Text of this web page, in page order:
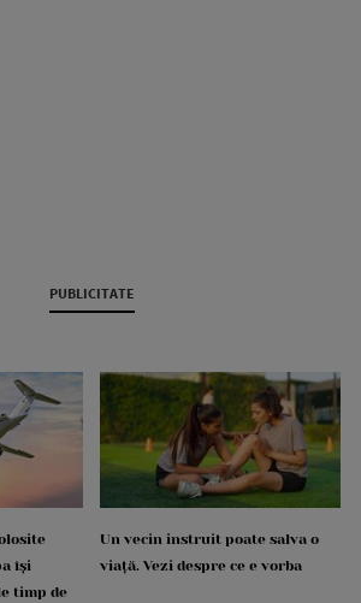
PUBLICITATE
își
timp de
Un vecin instruit poate salva o
viață. Vezi despre ce e vorba